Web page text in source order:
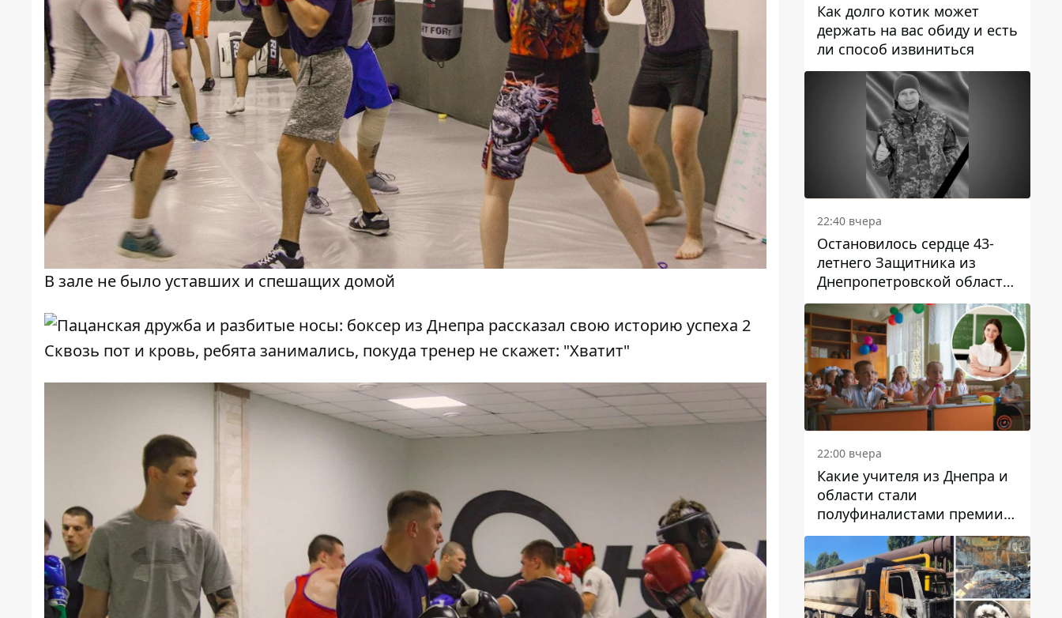
В зале не было уставших и спешащих домой
Сквозь пот и кровь, ребята занимались, покуда тренер не скажет: "Хватит"
Как долго котик может
держать на вас обиду и есть
ли способ извиниться
22:40 вчера
Остановилось сердце 43-
летнего Защитника из
Днепропетровской области
Евгения Зинченко
22:00 вчера
Какие учителя из Днепра и
области стали
полуфиналистами премии
Global Teacher Prize Ukraine
2026